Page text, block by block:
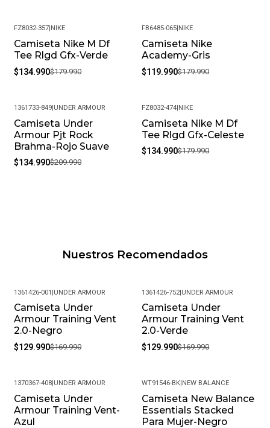
-25%
FZ8032-357| NIKE
Camiseta Nike M Df
Tee Rlgd Gfx-Verde
$134.990$179.990
-33%
FB6485-065 NIKE
Camiseta Nike
Academy-Gris
$119.990$179.990
-36%
1361733-849| UNDER ARMOUR
Camiseta Under
Armour Pjt Rock
Brahma-Rojo Suave
$134.990$209.990
-25%
FZ8032-474 NIKE
Camiseta Nike M Df
Tee Rlgd Gfx-Celeste
$134.990$179.990
Nuestros Recomendados
-24%
1361426-001 |UNDER ARMOUR
Camiseta Under
Armour Training Vent
2.0-Negro
$129.990$169.990
-24%
1361426-752|UNDER ARMOUR
Camiseta Under
Armour Training Vent
2.0-Verde
$129.990$169.990
-25%
1370367-408| UNDER ARMOUR
Camiseta Under
Armour Training Vent-
Azul
-41%
WT91546-BK NEW BALANCE
Camiseta New Balance
Essentials Stacked
Para Mujer-Negro